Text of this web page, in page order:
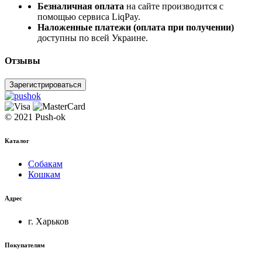
Безналичная оплата на сайте производится с
помощью сервиса LiqPay.
Наложенные платежи (оплата при получении)
доступны по всей Украине.
Отзывы
Зарегистрироваться
© 2021 Push-ok
Каталог
Собакам
Кошкам
Адрес
г. Харьков
Покупателям